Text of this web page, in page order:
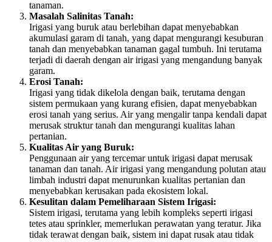
tanaman.
Masalah Salinitas Tanah:
Irigasi yang buruk atau berlebihan dapat menyebabkan
akumulasi garam di tanah, yang dapat mengurangi kesuburan
tanah dan menyebabkan tanaman gagal tumbuh. Ini terutama
terjadi di daerah dengan air irigasi yang mengandung banyak
garam.
Erosi Tanah:
Irigasi yang tidak dikelola dengan baik, terutama dengan
sistem permukaan yang kurang efisien, dapat menyebabkan
erosi tanah yang serius. Air yang mengalir tanpa kendali dapat
merusak struktur tanah dan mengurangi kualitas lahan
pertanian.
Kualitas Air yang Buruk:
Penggunaan air yang tercemar untuk irigasi dapat merusak
tanaman dan tanah. Air irigasi yang mengandung polutan atau
limbah industri dapat menurunkan kualitas pertanian dan
menyebabkan kerusakan pada ekosistem lokal.
Kesulitan dalam Pemeliharaan Sistem Irigasi:
Sistem irigasi, terutama yang lebih kompleks seperti irigasi
tetes atau sprinkler, memerlukan perawatan yang teratur. Jika
tidak terawat dengan baik, sistem ini dapat rusak atau tidak